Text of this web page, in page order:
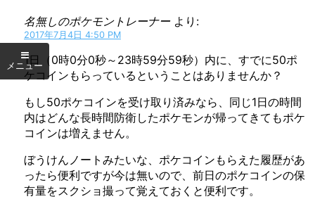
名無しのポケモントレーナー より:
2017年7月4日 4:50 PM
1日（0時0分0秒～23時59分59秒）内に、すでに50ポ
ケコインもらっているということはありませんか？
もし50ポケコインを受け取り済みなら、同じ1日の時間
内はどんな長時間防衛したポケモンが帰ってきてもポケ
コインは増えません。
ぼうけんノートみたいな、ポケコインもらえた履歴があ
ったら便利ですが今は無いので、前日のポケコインの保
有量をスクショ撮って覚えておくと便利です。